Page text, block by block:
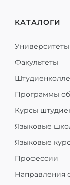
КАТАЛОГИ
Университеты
Факультеты
Программы
Курсы
Языковые
Языковые
Профессии
Направления